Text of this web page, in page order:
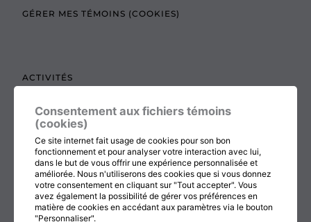
GÉRER MES TÉMOINS (COOKIES)
ACTIVITÉS
ADMINISTRATION
BOUTIQUE
COTISATION, RENOUVELLEMENT ET ÉCHOS
DON
CONTACTEZ-NOUS
Consentement aux fichiers témoins
(cookies)
Ce site internet fait usage de cookies pour son bon
fonctionnement et pour analyser votre interaction avec lui,
dans le but de vous offrir une expérience personnalisée et
améliorée. Nous n'utiliserons des cookies que si vous donnez
votre consentement en cliquant sur "Tout accepter". Vous
avez également la possibilité de gérer vos préférences en
matière de cookies en accédant aux paramètres via le bouton
"Personnaliser".